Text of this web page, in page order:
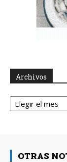
Archivos
Archivos
OTRAS